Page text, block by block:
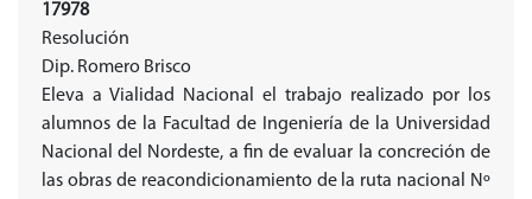
17978
Resolución
Dip. Romero Brisco
Eleva a Vialidad Nacional el trabajo realizado por los
alumnos de la Facultad de Ingeniería de la Universidad
Nacional del Nordeste, a fin de evaluar la concreción de
las obras de reacondicionamiento de la ruta nacional Nº